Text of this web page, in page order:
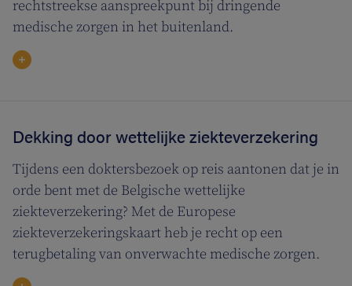
rechtstreekse aanspreekpunt bij dringende
medische zorgen in het buitenland.
Dekking door wettelijke ziekteverzekering
Tijdens een doktersbezoek op reis aantonen dat je in
orde bent met de Belgische wettelijke
ziekteverzekering? Met de Europese
ziekteverzekeringskaart heb je recht op een
terugbetaling van onverwachte medische zorgen.